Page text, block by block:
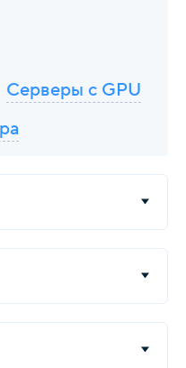
Серверы с GPU